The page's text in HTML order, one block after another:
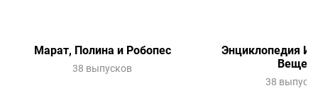
Марат, Полина и Робопес
38 выпусков
Энциклопедия
Вещей
38